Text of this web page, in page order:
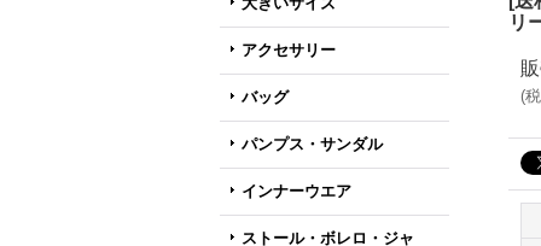
アクセサリー
バッグ
パンプス・サンダル
インナーウエア
ストール・ボレロ・ジャ
リ
(